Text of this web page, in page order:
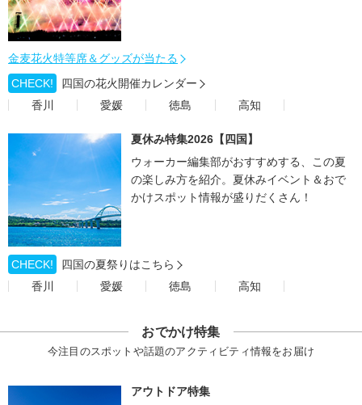
金麦花火特等席＆グッズが当たる
CHECK!
四国の花火開催カレンダー
香川
愛媛 徳島 高知
夏休み特集2026【四国】
ウォーカー編集部がおすすめする、この夏
の楽しみ方を紹介。夏休みイベント＆おで
かけスポット情報が盛りだくさん！
CHECK!
四国の夏祭りはこちら
香川
愛媛 徳島 高知
おでかけ特集
今注目のスポットや話題のアクティビティ情報をお届け
アウトドア特集